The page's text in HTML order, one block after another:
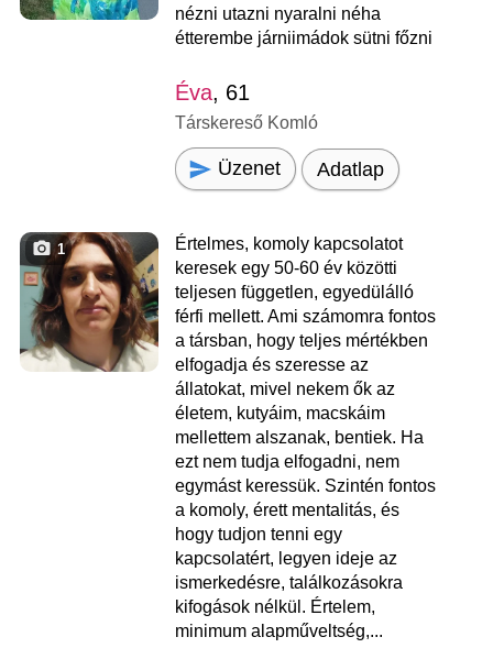
nézni utazni nyaralni néha
étterembe járniimádok sütni főzni
Éva, 61
Társkereső Komló
Üzenet Adatlap
1
Értelmes, komoly kapcsolatot
keresek egy 50-60 év közötti
teljesen független, egyedülálló
férfi mellett. Ami számomra fontos
a társban, hogy teljes mértékben
elfogadja és szeresse az
állatokat, mivel nekem ők az
életem, kutyáim, macskáim
mellettem alszanak, bentiek. Ha
ezt nem tudja elfogadni, nem
egymást keressük. Szintén fontos
a komoly, érett mentalitás, és
hogy tudjon tenni egy
kapcsolatért, legyen ideje az
ismerkedésre, találkozásokra
kifogások nélkül. Értelem,
minimum alapműveltség,...